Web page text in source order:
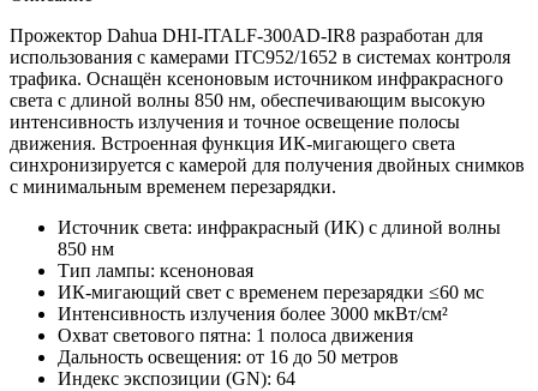
Прожектор Dahua DHI-ITALF-300AD-IR8 разработан для
использования с камерами ITC952/1652 в системах контроля
трафика. Оснащён ксеноновым источником инфракрасного
света с длиной волны 850 нм, обеспечивающим высокую
интенсивность излучения и точное освещение полосы
движения. Встроенная функция ИК-мигающего света
синхронизируется с камерой для получения двойных снимков
с минимальным временем перезарядки.
Источник света: инфракрасный (ИК) с длиной волны
850 нм
Тип лампы: ксеноновая
ИК-мигающий свет с временем перезарядки ≤60 мс
Интенсивность излучения более 3000 мкВт/см²
Охват светового пятна: 1 полоса движения
Дальность освещения: от 16 до 50 метров
Индекс экспозиции (GN): 64